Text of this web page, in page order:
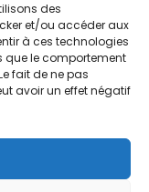
des
et/ou accéder aux
à ces technologies
que le comportement
fait de ne pas
avoir un effet négatif